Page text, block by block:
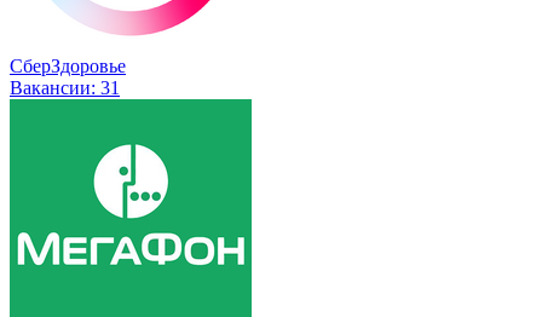
СберЗдоровье
Вакансии: 31